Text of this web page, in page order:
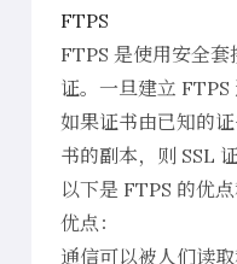
FTPS
FTPS 是使用安全
证。一旦建立 FTPS
如果证书由已知的
书的副本，则 SSL
以下是 FTPS 的优点
优点：
通信可以被人们读